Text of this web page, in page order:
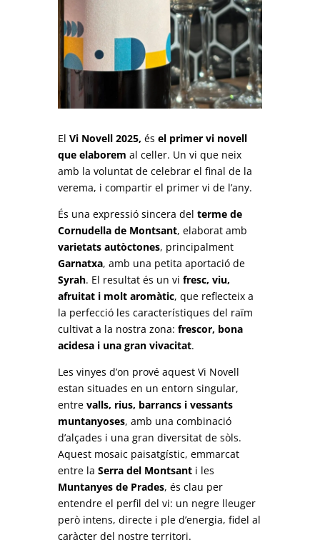
El Vi Novell 2025, és el primer vi novell
que elaborem al celler. Un vi que neix
amb la voluntat de celebrar el final de la
verema, i compartir el primer vi de l’any.
És una expressió sincera del terme de
Cornudella de Montsant, elaborat amb
varietats autòctones, principalment
Garnatxa, amb una petita aportació de
Syrah. El resultat és un vi fresc, viu,
afruitat i molt aromàtic, que reflecteix a
la perfecció les característiques del raïm
cultivat a la nostra zona: frescor, bona
acidesa i una gran vivacitat.
Les vinyes d’on prové aquest Vi Novell
estan situades en un entorn singular,
entre valls, rius, barrancs i vessants
muntanyoses, amb una combinació
d’alçades i una gran diversitat de sòls.
Aquest mosaic paisatgístic, emmarcat
entre la Serra del Montsanti les
Muntanyes de Prades, és clau per
entendre el perfil del vi: un negre lleuger
però intens, directe i ple d’energia, fidel al
caràcter del nostre territori.